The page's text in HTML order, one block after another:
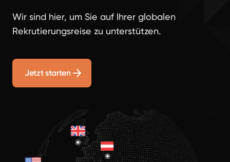
Wir sind hier, um Sie auf Ihrer globalen
Rekrutierungsreise zu unterstützen.
Jetzt starten